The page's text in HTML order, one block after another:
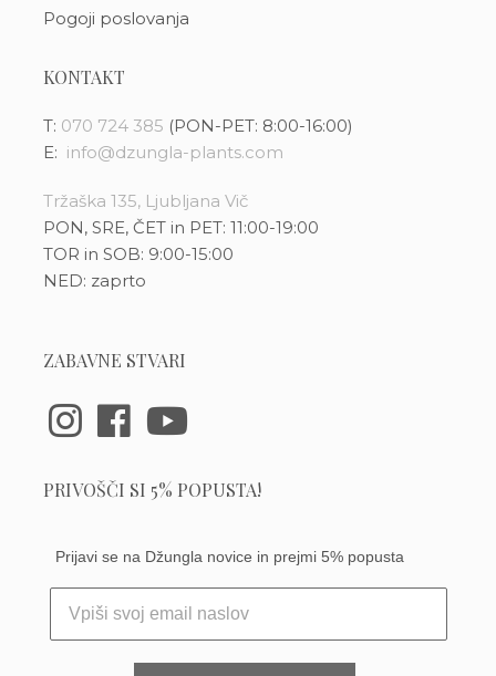
Pogoji poslovanja
KONTAKT
T: 070 724 385 (PON-PET: 8:00-16:00)
E: info@dzungla-plants.com
Tržaška 135, Ljubljana Vič
PON, SRE, ČET in PET: 11:00-19:00
TOR in SOB: 9:00-15:00
NED: zaprto
ZABAVNE STVARI
PRIVOŠČI SI 5% POPUSTA!
Prijavi se na Džungla novice in prejmi 5% popusta